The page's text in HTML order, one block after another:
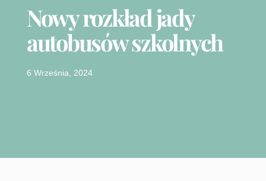
Nowy rozkład jady
autobusów szkolnych
6 Września, 2024